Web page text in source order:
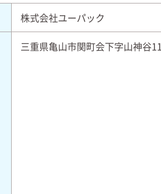
株式会社ユーパック
三重県亀山市関町会下字山神谷